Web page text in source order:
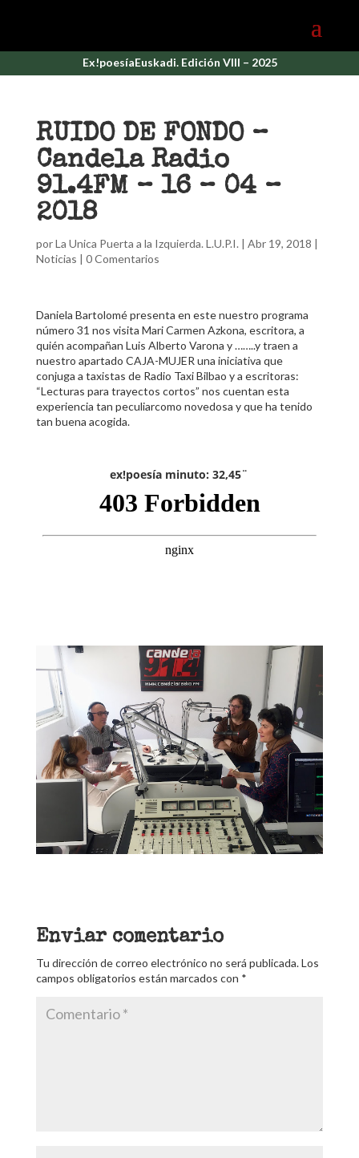
Ex!poesíaEuskadi. Edición VIII – 2025
RUIDO DE FONDO –
Candela Radio
91.4FM – 16 – 04 –
2018
porLa Unica Puerta a la Izquierda. L.U.P.I. | Abr 19, 2018 |
Noticias | 0 Comentarios
Daniela Bartolomé presenta en este nuestro programa
número 31 nos visita Mari Carmen Azkona, escritora, a
quién acompañan Luis Alberto Varona y ……..y traen a
nuestro apartado CAJA-MUJER una iniciativa que
conjuga a taxistas de Radio Taxi Bilbao y a escritoras:
“Lecturas para trayectos cortos” nos cuentan esta
experiencia tan peculiarcomo novedosa y que ha tenido
tan buena acogida.
ex!poesía minuto: 32,45¨
Enviar comentario
Tu dirección de correo electrónico no será publicada.Los
campos obligatorios están marcados con *